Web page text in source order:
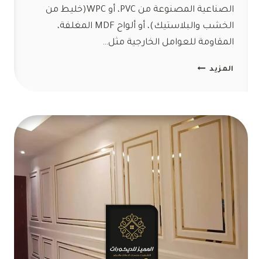
الصناعية المصنوعة من PVC، أو WPC(خليط من
الخشب والبلاستيك)، أو ألواح MDF المغلفة،
المقاومة للعوامل الخارجية مثل…
المزيد تركيب
ت:
0554047503
الخشب